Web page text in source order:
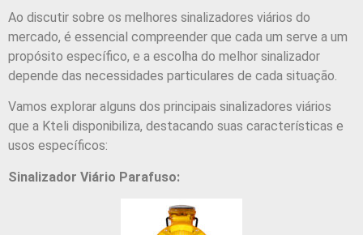
Ao discutir sobre os melhores sinalizadores viários do
mercado, é essencial compreender que cada um serve a um
propósito específico, e a escolha do melhor sinalizador
depende das necessidades particulares de cada situação.
Vamos explorar alguns dos principais sinalizadores viários
que a Kteli disponibiliza, destacando suas características e
usos específicos:
Sinalizador Viário Parafuso: